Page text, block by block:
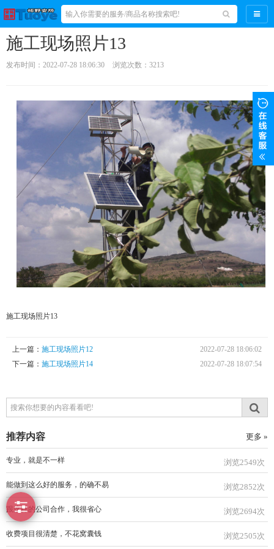
导航
施工现场照片13
发布时间：2022-07-28 18:06:30 浏览次数：3213
施工现场照片13
上一篇： 施工现场照片12
2022-07-28 18:06:02
下一篇： 施工现场照片14 2022-07-28 18:07:54
推荐内容 更多 »
专业，就是不一样 浏览2549次
能做到这么好的服务，的确不易 浏览2852次
跟这样的公司合作，我很省心 浏览2694次
收费项目很清楚，不花窝囊钱 浏览2505次